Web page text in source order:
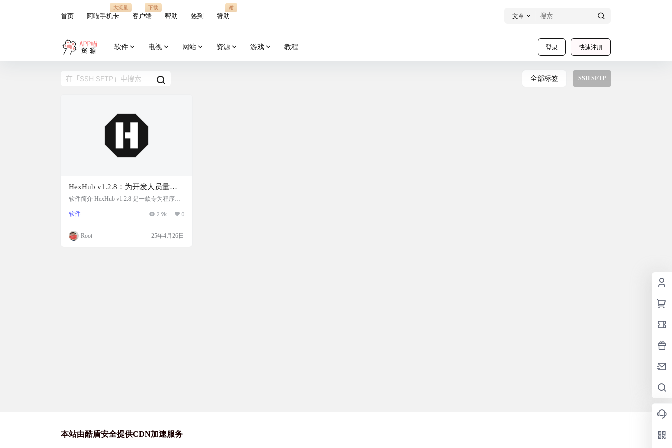
首页 阿喵手机卡
大流量
客户端
下载
帮助 签到 赞助
谢
文章
登录 快速注册
软件 电视 网站 资源 游戏 教程
全部标签 SSH SFTP
HexHub v1.2.8：为开发人员量身
打造的一站式开发运维利器，一款
台桌面客户端
软件简介 HexHub v1.2.8 是一款专为程序员
费社区版即可满足多种场景需求，支持 Win
据库管理功能，如智能 SQL 编辑器和快速
导入导出；SSH、SFTP 功能支持多协议文
软件 2.9k 0
Root 25年4月26日
本站由酷盾安全提供CDN加速服务